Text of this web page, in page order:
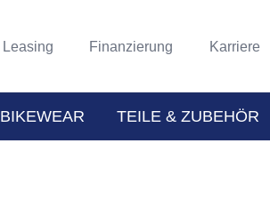
Leasing Finanzierung Karriere
BIKEWEAR TEILE & ZUBEHÖR